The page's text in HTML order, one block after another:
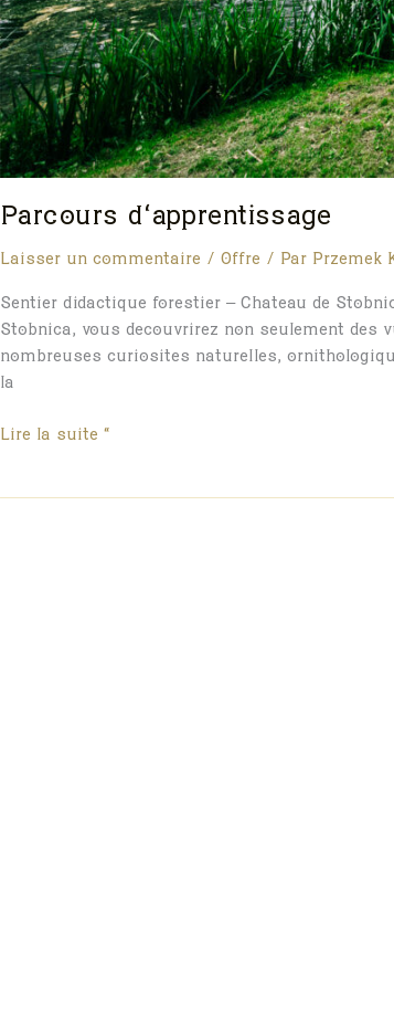
Parcours d’apprentissage
Laisser un commentaire / Offre / Par Przemek
Sentier didactique forestier – Château de
Stobnica, vous découvrirez non seulement des
nombreuses curiosités naturelles,
la
Parcours
Lire la suite "